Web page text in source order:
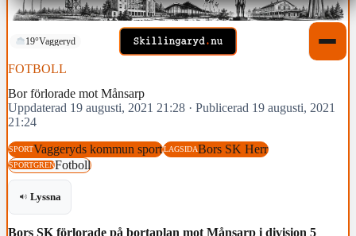
19°Vaggeryd
FOTBOLL
Bor förlorade mot Månsarp
Uppdaterad 19 augusti, 2021 21:28 · Publicerad 19 augusti, 2021
21:24
SPORTVaggeryds kommun sportLAGSIDABors SK Herr
SPORTGRENFotboll
Lyssna
Bors SK förlorade på bortaplan mot Månsarp i division 5